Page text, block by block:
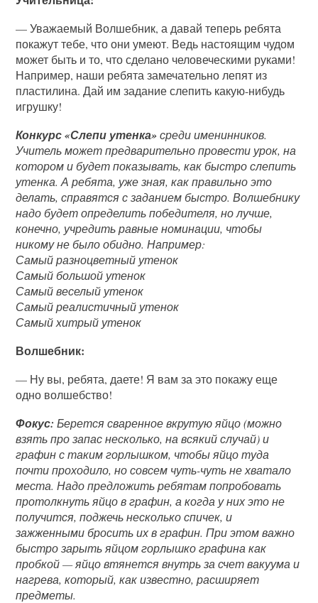
— Уважаемый Волшебник, а давай теперь ребята
покажут тебе, что они умеют. Ведь настоящим чудом
может быть и то, что сделано человеческими руками!
Например, наши ребята замечательно лепят из
пластилина. Дай им задание слепить какую-нибудь
игрушку!
Конкурс «Слепи утенка»среди именинников.
Учитель может предварительно провести урок, на
котором и будет показывать, как быстро слепить
утенка. А ребята, уже зная, как правильно это
делать, справятся с заданием быстро. Волшебнику
надо будет определить победителя, но лучше,
конечно, учредить равные номинации, чтобы
никому не было обидно. Например:
Самый разноцветный утенок
Самый большой утенок
Самый веселый утенок
Самый реалистичный утенок
Самый хитрый утенок
Волшебник:
— Ну вы, ребята, даете! Я вам за это покажу еще
одно волшебство!
Фокус: Берется сваренное вкрутую яйцо (можно
взять про запас несколько, на всякий случай) и
графин с таким горлышком, чтобы яйцо туда
почти проходило, но совсем чуть-чуть не хватало
места. Надо предложить ребятам попробовать
протолкнуть яйцо в графин, а когда у них это не
получится, поджечь несколько спичек, и
зажженными бросить их в графин. При этом важно
быстро зарыть яйцом горлышко графина как
пробкой — яйцо втянется внутрь за счет вакуума и
нагрева, который, как известно, расширяет
предметы.